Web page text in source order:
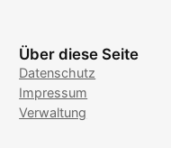
Über diese Seite
Datenschutz
Impressum
Verwaltung